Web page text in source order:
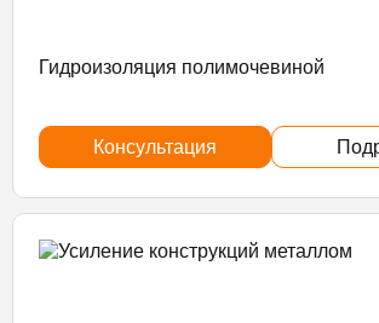
Гидроизоляция полимочевиной
Консультация